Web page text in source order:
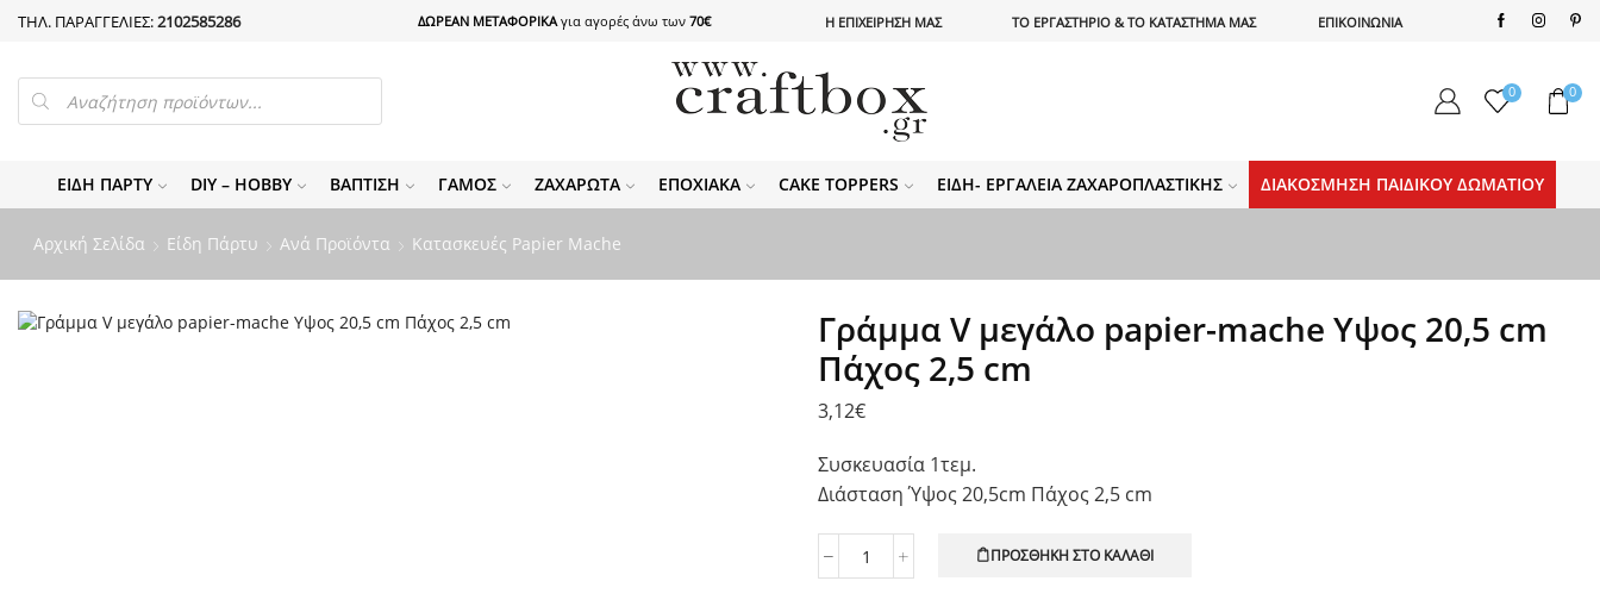
ΤΗΛ. ΠΑΡΑΓΓΕΛΙΕΣ:2102585286 ΔΩΡΕΑΝ ΜΕΤΑΦΟΡΙΚΑ για αγορές άνω των 70€ Η ΕΠΙΧΕΙΡΗΣΗ ΜΑΣ ΤΟ ΕΡΓΑΣΤΗΡΙΟ & ΤΟ ΚΑΤΑΣΤΗΜΑ ΜΑΣ ΕΠΙΚΟΙΝΩΝΙΑ
PRODUCTS
SEARCH 0 0
ΕΊΔΗ ΠΆΡΤΥ DIY – HOBBY ΒΆΠΤΙΣΗ ΓΆΜΟΣ ΖΑΧΑΡΩΤΆ ΕΠΟΧΙΑΚΆ CAKE TOPPERS ΕΊΔΗ- ΕΡΓΑΛΕΊΑ ΖΑΧΑΡΟΠΛΑΣΤΙΚΉΣ ΔΙΑΚΌΣΜΗΣΗ ΠΑΙΔΙΚΟΎ ΔΩΜΑΤΊΟΥ
Αρχική Σελίδα Είδη Πάρτυ Ανά Προϊόντα Κατασκευές Papier Mache
Γράμμα V μεγάλο papier-mache Yψος 20,5 cm
Πάχος 2,5 cm
3,12€
Συσκευασία 1τεμ.
Διάσταση Ύψος 20,5cm Πάχος 2,5 cm
Γράμμα
ΠΡΟΣΘΉΚΗ ΣΤΟ ΚΑΛΆΘΙ